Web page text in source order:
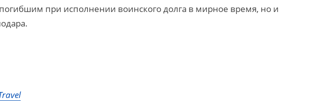
при исполнении воинского долга в мирное время, но и